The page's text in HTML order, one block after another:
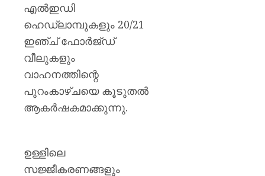
എൽഇഡി
ഹെഡ്‌ലാമ്പുകളും 20/21
ഇഞ്ച് ഫോർജ്ഡ്
വീലുകളും
വാഹനത്തിന്റെ
പുറംകാഴ്ചയെ കൂടുതൽ
ആകർഷകമാക്കുന്നു.
ഉള്ളിലെ
സജ്ജീകരണങ്ങളും